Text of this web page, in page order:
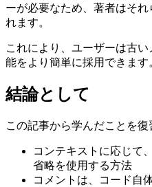
ーが必要なため、著者はそ
れます。
これにより、ユーザーは古
能をより簡単に採用できます
結論として
この記事から学んだことを復
コンテキストに応じて
省略を使用する方法
コメントは、コード自